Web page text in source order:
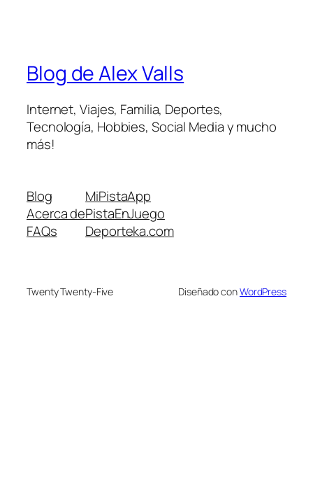
Blog de Alex Valls
Internet, Viajes, Familia, Deportes,
Tecnología, Hobbies, Social Media y mucho
más!
Blog
Acerca de
FAQs
MiPistaApp
PistaEnJuego
Deporteka.com
Twenty Twenty-Five Diseñado conWordPress